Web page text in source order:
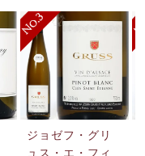
ジョゼフ・グリ
ュス・エ・フィ